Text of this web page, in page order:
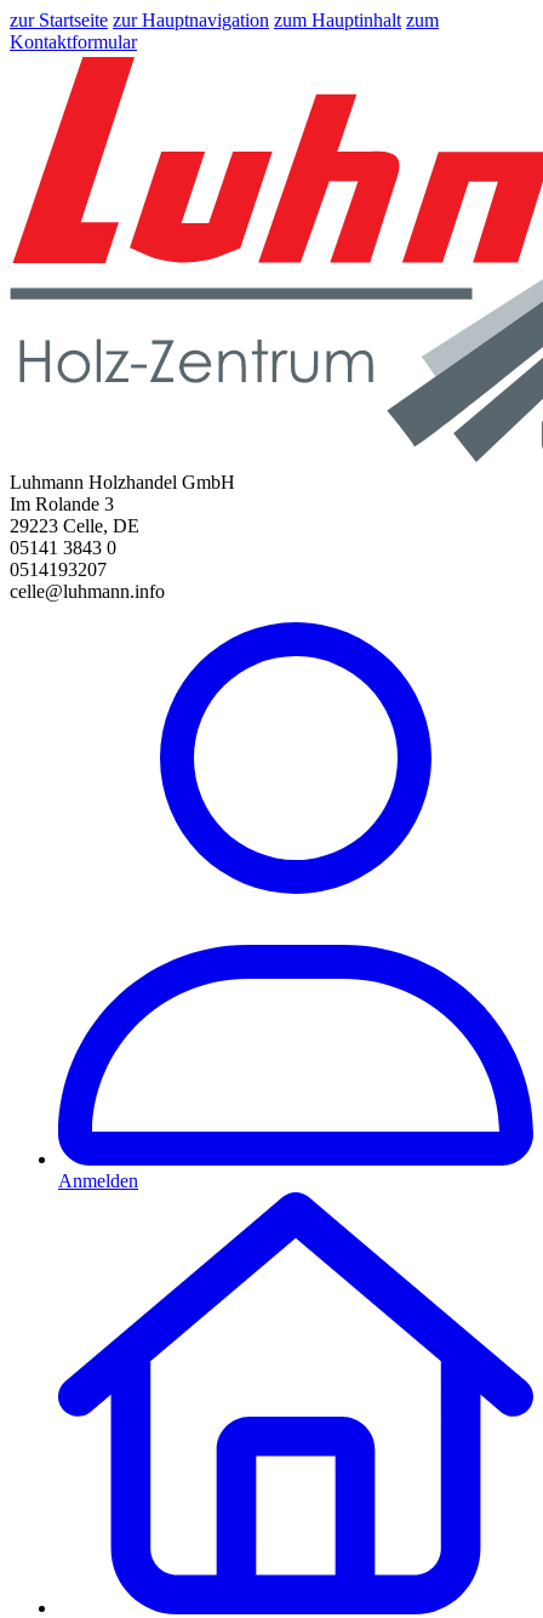
zur Startseite zur Hauptnavigation zum Hauptinhalt zum
Kontaktformular
Luhmann Holzhandel GmbH
Im Rolande 3
29223 Celle, DE
05141 3843 0
0514193207
celle@luhmann.info
Anmelden